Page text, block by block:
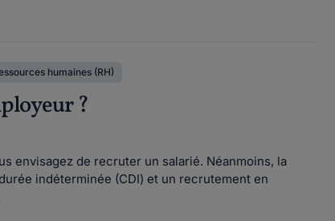
humaines (RH)
?
envisagez de recruter un salarié. Néanmoins, la
indéterminée (CDI) et un recrutement en